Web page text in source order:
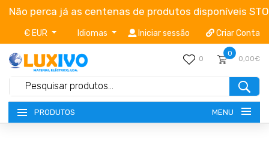
Não perca já as centenas de produtos disponíveis
€ EUR Idiomas Iniciar sessão Criar Conta
0
0
0,00€
PRODUTOS MENU